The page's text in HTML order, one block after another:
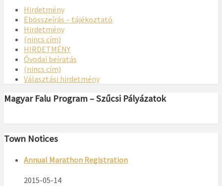
Hirdetmény
Ebösszeírás – tájékoztató
Hirdetmény
(nincs cím)
HIRDETMÉNY
Óvodai beíratás
(nincs cím)
Választási hirdetmény
Magyar Falu Program – Szűcsi Pályázatok
Town Notices
Annual Marathon Registration
2015-05-14